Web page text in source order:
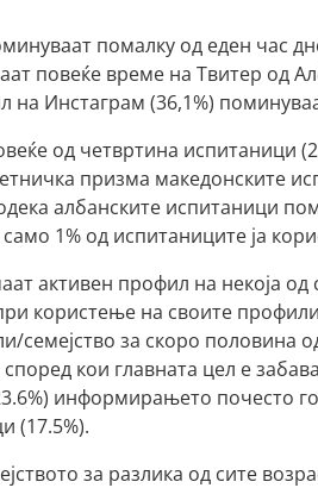
помалку од еден час
повеќе време на Твитер од
Инстаграм (36,1%)
од четвртина испитаници
призма македонските
албанските испитаници
1% од испитаниците ја
активен профил на некоја од
користење на своите
семејство за скоро половина
кои главната цел е
информирањето почесто
(17.5%).
за разлика од сите